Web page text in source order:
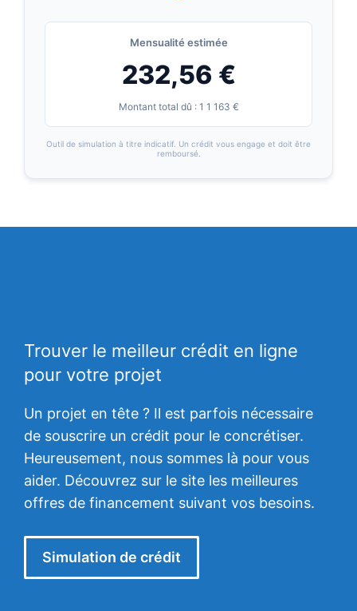
Mensualité estimée
232,56 €
Montant total dû : 1 1 163 €
Outil de simulation à titre indicatif. Un crédit vous engage et doit être
remboursé.
Trouver le meilleur crédit en ligne
pour votre projet
Un projet en tête ? Il est parfois nécessaire
de souscrire un crédit pour le concrétiser.
Heureusement, nous sommes là pour vous
aider. Découvrez sur le site les meilleures
offres de financement suivant vos besoins.
Simulation de crédit